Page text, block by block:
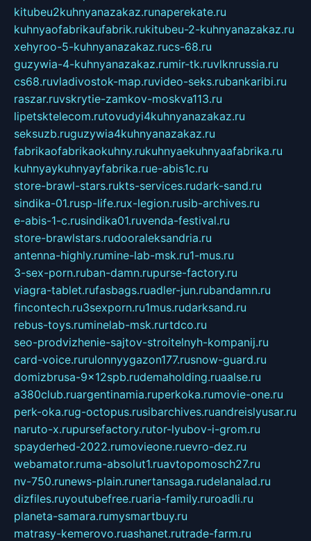
kitubeu2kuhnyanazakaz.runaperekate.ru
kuhnyaofabrikaufabrik.rukitubeu-2-kuhnyanazakaz.ru
xehyroo-5-kuhnyanazakaz.rucs-68.ru
guzywia-4-kuhnyanazakaz.rumir-tk.ruvlknrussia.ru
cs68.ruvladivostok-map.ruvideo-seks.rubankaribi.ru
raszar.ruvskrytie-zamkov-moskva113.ru
lipetsktelecom.rutovudyi4kuhnyanazakaz.ru
seksuzb.ruguzywia4kuhnyanazakaz.ru
fabrikaofabrikaokuhny.rukuhnyaekuhnyaafabrika.ru
kuhnyaykuhnyayfabrika.rue-abis1c.ru
store-brawl-stars.rukts-services.rudark-sand.ru
sindika-01.rusp-life.rux-legion.rusib-archives.ru
e-abis-1-c.rusindika01.ruvenda-festival.ru
store-brawlstars.rudooraleksandria.ru
antenna-highly.rumine-lab-msk.ru1-mus.ru
3-sex-porn.ruban-damn.rupurse-factory.ru
viagra-tablet.rufasbags.ruadler-jun.rubandamn.ru
fincontech.ru3sexporn.ru1mus.rudarksand.ru
rebus-toys.ruminelab-msk.rurtdco.ru
seo-prodvizhenie-sajtov-stroitelnyh-kompanij.ru
card-voice.rurulonnyygazon177.rusnow-guard.ru
domizbrusa-9x12spb.rudemaholding.ruaalse.ru
a380club.ruargentinamia.ruperkoka.rumovie-one.ru
perk-oka.rug-octopus.rusibarchives.ruandreislyusar.ru
naruto-x.rupursefactory.rutor-lyubov-i-grom.ru
spayderhed-2022.rumovieone.ruevro-dez.ru
webamator.ruma-absolut1.ruavtopomosch27.ru
nv-750.runews-plain.runertansaga.rudelanalad.ru
dizfiles.ruyoutubefree.ruaria-family.ruroadli.ru
planeta-samara.rumysmartbuy.ru
matrasy-kemerovo.ruashanet.rutrade-farm.ru